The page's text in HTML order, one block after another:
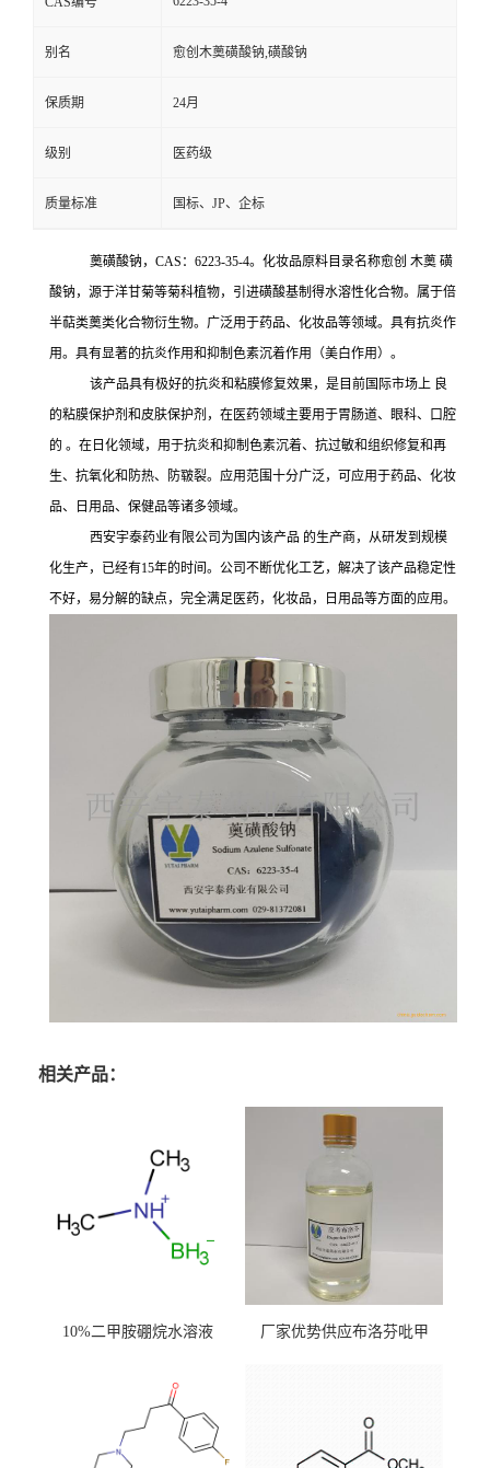
别名 愈创木薁磺酸钠,磺酸钠
保质期 24月
级别 医药级
质量标准 国标、JP、企标
薁磺酸钠，CAS：6223-35-4。化妆品原料目录名称愈创 木薁 磺
酸钠，源于洋甘菊等菊科植物，引进磺酸基制得水溶性化合物。属于倍
半萜类薁类化合物衍生物。广泛用于药品、化妆品等领域。具有抗炎作
用。具有显著的抗炎作用和抑制色素沉着作用（美白作用）。
该产品具有极好的抗炎和粘膜修复效果，是目前国际市场上 良
的粘膜保护剂和皮肤保护剂，在医药领域主要用于胃肠道、眼科、口腔
的 。在日化领域，用于抗炎和抑制色素沉着、抗过敏和组织修复和再
生、抗氧化和防热、防皲裂。应用范围十分广泛，可应用于药品、化妆
品、日用品、保健品等诸多领域。
西安宇泰药业有限公司为国内该产品 的生产商，从研发到规模
化生产，已经有15年的时间。公司不断优化工艺，解决了该产品稳定性
不好，易分解的缺点，完全满足医药，化妆品，日用品等方面的应用。
相关产品：
10%二甲胺硼烷水溶液
厂家优势供应布洛芬吡甲